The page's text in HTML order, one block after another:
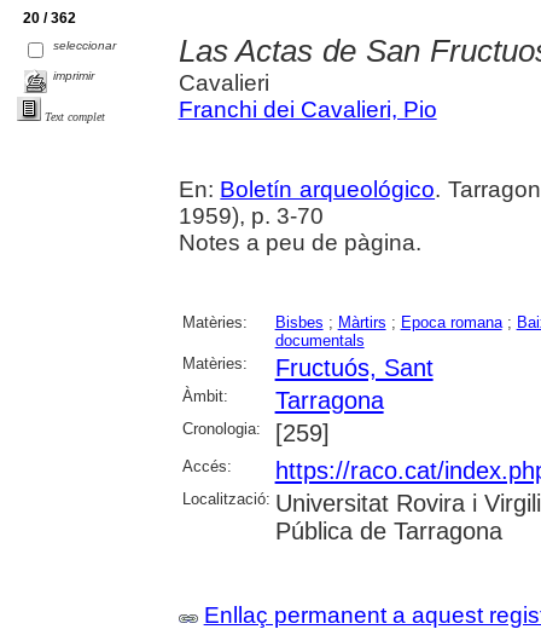
20 / 362
seleccionar
imprimir
Text complet
Las Actas de San
Cavalieri
Franchi dei Cavalieri, Pio
En: Boletín arqueológico.
1959), p. 3-70
Notes a peu de pàgina.
Matèries: Bisbes ; Màrtirs ; Epoca romana;
documentals
Matèries:
Fructuós, Sant
Àmbit: Tarragona
Cronologia: [259]
Accés: https://raco.cat/
Localització: Universitat Rovira i
Pública de Tarragona
Enllaç permanent a aquest